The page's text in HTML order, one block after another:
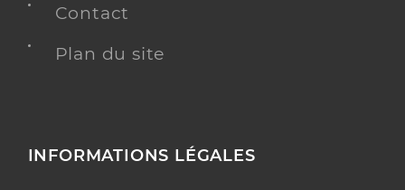
Contact
Plan du site
INFORMATIONS LÉGALES